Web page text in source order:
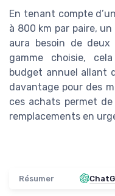
En tenant compte
à 800 km par paire,
aura besoin de
gamme choisie,
budget annuel allant
davantage pour des
ces achats permet
remplacements en
Résumer